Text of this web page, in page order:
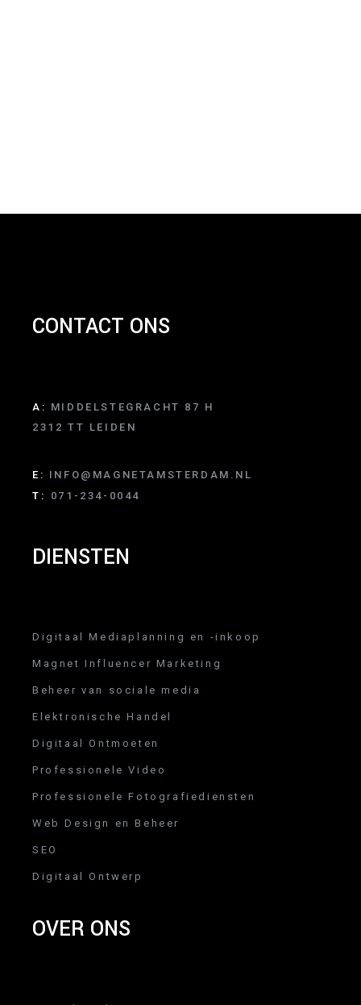
CONTACT ONS
A: MIDDELSTEGRACHT 87 H
2312 TT LEIDEN
E: INFO@MAGNETAMSTERDAM.NL
T: 071-234-0044
DIENSTEN
Digitaal Mediaplanning en -inkoop
Magnet Influencer Marketing
Beheer van sociale media
Elektronische Handel
Digitaal Ontmoeten
Professionele Video
Professionele Fotografiediensten
Web Design en Beheer
SEO
Digitaal Ontwerp
OVER ONS